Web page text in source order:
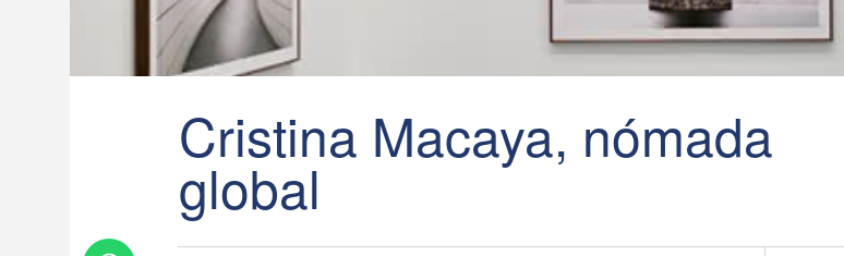
Cristina Macaya, nómada
global